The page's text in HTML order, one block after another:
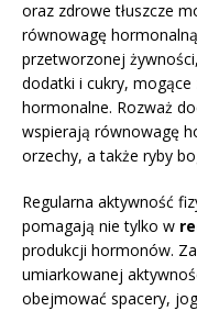
oraz zdrowe tłuszcze
równowagę
przetworzonej
dodatki i cukry,
hormonalne. Rozważ
wspierają równowagę
orzechy, a także ryby
Regularna aktywność
pomagają nie tylko w
produkcji hormonów.
umiarkowanej
obejmować spacery,